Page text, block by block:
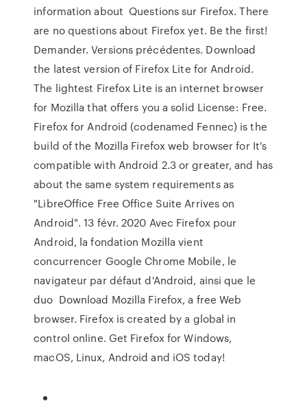
information about Questions sur Firefox. There
are no questions about Firefox yet. Be the first!
Demander. Versions précédentes. Download
the latest version of Firefox Lite for Android.
The lightest Firefox Lite is an internet browser
for Mozilla that offers you a solid License: Free.
Firefox for Android (codenamed Fennec) is the
build of the Mozilla Firefox web browser for It's
compatible with Android 2.3 or greater, and has
about the same system requirements as
"LibreOffice Free Office Suite Arrives on
Android". 13 févr. 2020 Avec Firefox pour
Android, la fondation Mozilla vient
concurrencer Google Chrome Mobile, le
navigateur par défaut d'Android, ainsi que le
duo Download Mozilla Firefox, a free Web
browser. Firefox is created by a global in
control online. Get Firefox for Windows,
macOS, Linux, Android and iOS today!